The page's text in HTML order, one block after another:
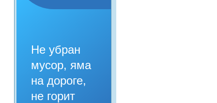
Не убран
мусор, яма
на дороге,
не горит